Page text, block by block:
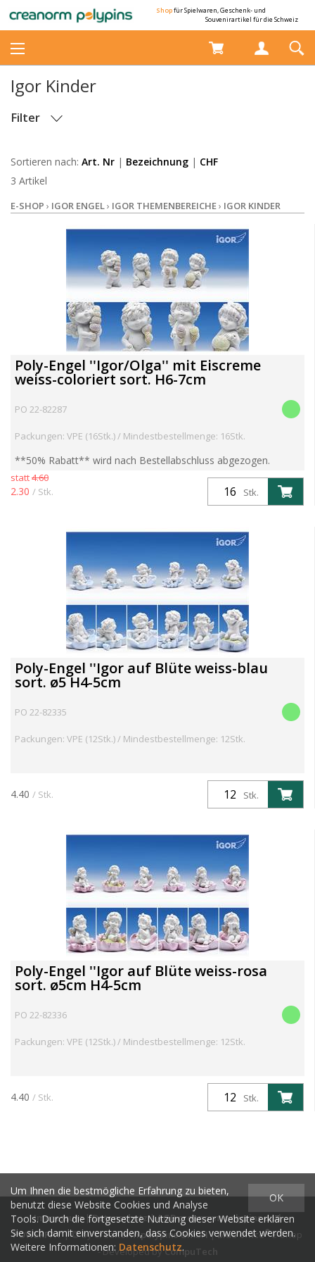
Shopfür Spielwaren, Geschenk- und
Souvenirartikel für die Schweiz
Igor Kinder
Filter
Sortieren nach: Art. Nr | Bezeichnung | CHF
3 Artikel
E-SHOP › IGOR ENGEL› IGOR THEMENBEREICHE› IGOR KINDER
Poly-Engel ''Igor/Olga'' mit Eiscreme
weiss-coloriert sort. H6-7cm
PO 22-82287
Packungen: VPE (16Stk.) / Mindestbestellmenge: 16Stk.
**50% Rabatt** wird nach Bestellabschluss abgezogen.
ACHTUNG ENDKUNDENPREIS wird angezeigt,
HÄNDLERPREIS wird nach Bestellabschluss korrigiert
Stk.
statt4.60
2.30 / Stk.
Poly-Engel ''Igor auf Blüte weiss-blau
sort. ø5 H4-5cm
PO 22-82335
Packungen: VPE (12Stk.) / Mindestbestellmenge: 12Stk.
Stk.
4.40 / Stk.
Poly-Engel ''Igor auf Blüte weiss-rosa
sort. ø5cm H4-5cm
PO 22-82336
Packungen: VPE (12Stk.) / Mindestbestellmenge: 12Stk.
Stk.
4.40 / Stk.
Impressum|Datenschutz|AGB creanorm polypins und
POWERPAY| © bycreanorm polypins GmbH|blue office®E-Shop
- Developed byCompuTech
OK
Um Ihnen die bestmögliche Erfahrung zu bieten,
benutzt diese Website Cookies und Analyse
Tools. Durch die fortgesetzte Nutzung dieser Website erklären
Sie sich damit einverstanden, dass Cookies verwendet werden.
Weitere Informationen: Datenschutz.